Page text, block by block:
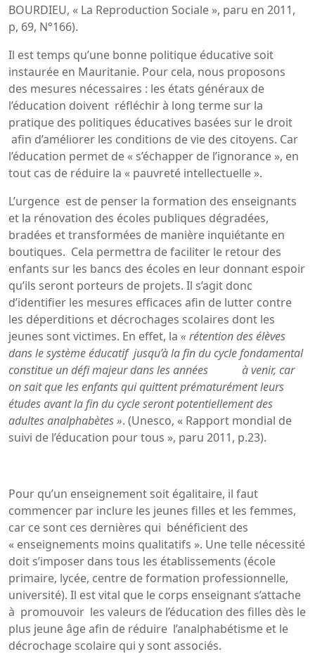
BOURDIEU, « La Reproduction Sociale », paru en 2011,
p, 69, N°166).
Il est temps qu’une bonne politique éducative soit
instaurée en Mauritanie. Pour cela, nous proposons
des mesures nécessaires : les états généraux de
l’éducation doivent réfléchir à long terme sur la
pratique des politiques éducatives basées sur le droit
afin d’améliorer les conditions de vie des citoyens. Car
l’éducation permet de « s’échapper de l’ignorance », en
tout cas de réduire la « pauvreté intellectuelle ».
L’urgence est de penser la formation des enseignants
et la rénovation des écoles publiques dégradées,
bradées et transformées de manière inquiétante en
boutiques. Cela permettra de faciliter le retour des
enfants sur les bancs des écoles en leur donnant espoir
qu’ils seront porteurs de projets. Il s’agit donc
d’identifier les mesures efficaces afin de lutter contre
les déperditions et décrochages scolaires dont les
jeunes sont victimes. En effet, la « rétention des élèves
dans le système éducatif jusqu’à la fin du cycle fondamental
constitue un défi majeur dans les années à venir, car
on sait que les enfants qui quittent prématurément leurs
études avant la fin du cycle seront potentiellement des
adultes analphabètes ». (Unesco, « Rapport mondial de
suivi de l’éducation pour tous », paru 2011, p.23).
Pour qu’un enseignement soit égalitaire, il faut
commencer par inclure les jeunes filles et les femmes,
car ce sont ces dernières qui bénéficient des
« enseignements moins qualitatifs ». Une telle nécessité
doit s’imposer dans tous les établissements (école
primaire, lycée, centre de formation professionnelle,
université). Il est vital que le corps enseignant s’attache
à promouvoir les valeurs de l’éducation des filles dès le
plus jeune âge afin de réduire l’analphabétisme et le
décrochage scolaire qui y sont associés.